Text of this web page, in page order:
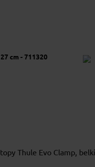
cm - 711320
Thule Evo Clamp,